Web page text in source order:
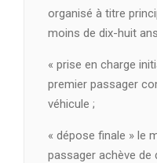
organisé à titre
moins de dix-huit
« prise en charge
premier passager
véhicule ;
« dépose finale » le
passager achève de